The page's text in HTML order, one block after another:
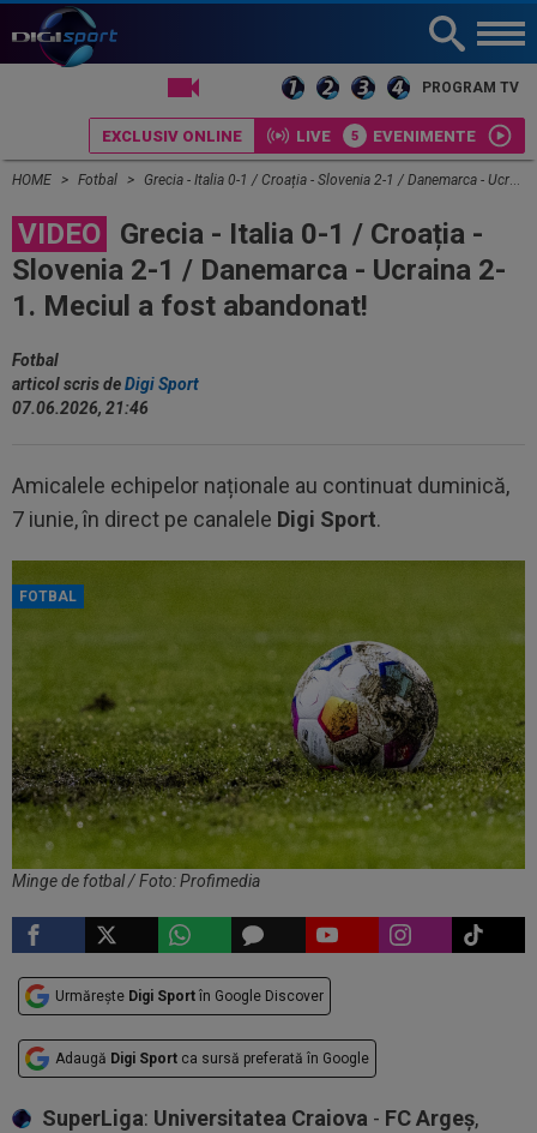
PROGRAM TV
EXCLUSIV ONLINE LIVE EVENIMENTE
HOME Fotbal Grecia - Italia 0-1 / Croația - Slovenia 2-1 / Danemarca - Ucraina 2-1. Meciul a fost abandonat!
VIDEO
Grecia - Italia 0-1 / Croația -
Slovenia 2-1 / Danemarca - Ucraina 2-
1. Meciul a fost abandonat!
Fotbal
articol scris deDigi Sport
07.06.2026, 21:46
Amicalele echipelor naționale au continuat duminică,
7 iunie, în direct pe canalele Digi Sport.
FOTBAL
Minge de fotbal / Foto: Profimedia
Urmărește Digi Sport în Google Discover
Adaugă Digi Sport ca sursă preferată în Google
SuperLiga: Universitatea Craiova - FC Argeș,